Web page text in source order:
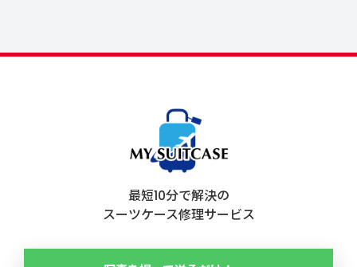
最短10分で解決の
スーツケース修理サービス